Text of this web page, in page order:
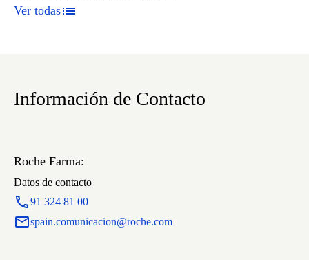
Ver todas
Información de Contacto
Roche Farma:
Datos de contacto
91 324 81 00
spain.comunicacion@roche.com